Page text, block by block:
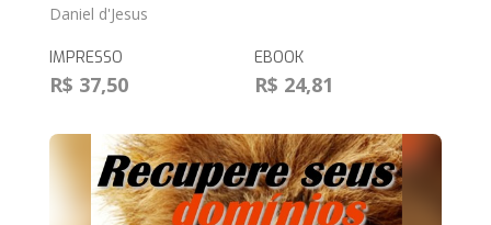
Daniel d'Jesus
IMPRESSO
R$ 37,50
EBOOK
R$ 24,81